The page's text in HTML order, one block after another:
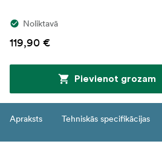
Noliktavā
119,90 €
Pievienot grozam
Apraksts Tehniskās specifikācijas